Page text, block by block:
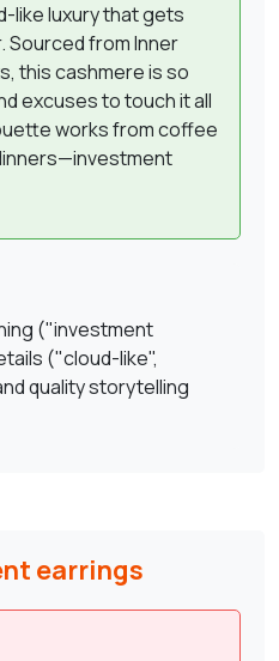
like luxury that gets
Sourced from Inner
this cashmere is so
excuses to touch it all
works from coffee
("investment
("cloud-like",
quality storytelling
earrings